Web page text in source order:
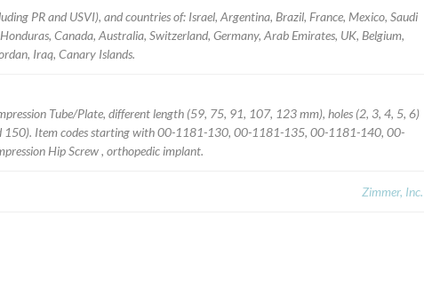
PR and USVI), and countries of: Israel, Argentina, Brazil, France, Mexico, Saudi
Canada, Australia, Switzerland, Germany, Arab Emirates, UK, Belgium,
Iraq, Canary Islands.
Tube/Plate, different length (59, 75, 91, 107, 123 mm), holes (2, 3, 4, 5, 6)
150). Item codes starting with 00-1181-130, 00-1181-135, 00-1181-140, 00-
Hip Screw , orthopedic implant.
Zimmer, Inc.